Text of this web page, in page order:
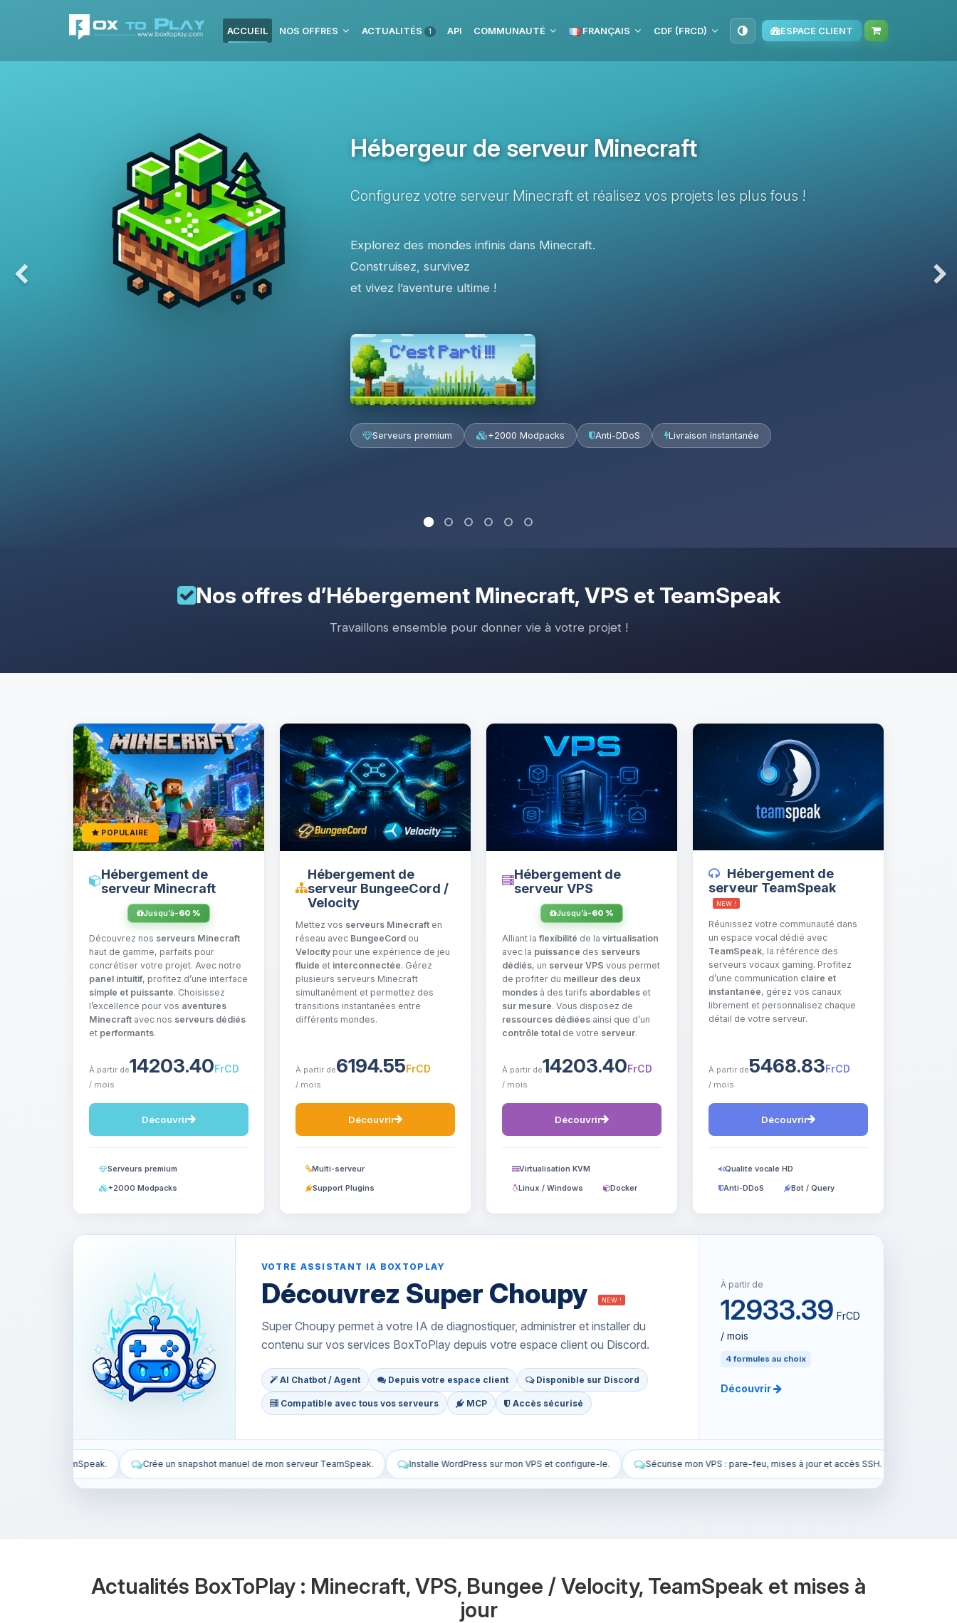
ACCUEIL NOS OFFRES ACTUALITÉS 1 API COMMUNAUTÉ FRANÇAIS CDF (FRCD) ESPACE CLIENT
Hébergeur de serveur Minecraft
Configurez votre serveur Minecraft et réalisez vos projets les plus fous !
Explorez des mondes infinis dans Minecraft.
Construisez, survivez
et vivez l’aventure ultime !
C’est Parti !!!
Serveurs premium +2000 Modpacks Anti-DDoS Livraison instantanée
Previous
Nos offres d’Hébergement Minecraft, VPS et TeamSpeak
Travaillons ensemble pour donner vie à votre projet !
POPULAIRE
Hébergement de
serveur Minecraft
Jusqu’à-60 %
Découvrez nos serveurs Minecraft
haut de gamme, parfaits pour
concrétiser votre projet. Avec notre
panel intuitif, profitez d’une interface
simple et puissante. Choisissez
l’excellence pour vos aventures
Minecraft avec nos serveurs dédiés
et performants.
À partir de14203.40FrCD
/ mois
Découvrir
Serveurs premium
+2000 Modpacks
Hébergement de
serveur BungeeCord /
Velocity
Mettez vos serveurs Minecraft en
réseau avec BungeeCord ou
Velocity pour une expérience de jeu
fluide et interconnectée. Gérez
plusieurs serveurs Minecraft
simultanément et permettez des
transitions instantanées entre
différents mondes.
À partir de6194.55FrCD
/ mois
Découvrir
Multi-serveur
Support Plugins
Hébergement de
serveur VPS
Jusqu’à-60 %
Alliant laflexibilité de la virtualisation
avec la puissance des serveurs
dédiés, un serveur VPS vous permet
de profiter du meilleur des deux
mondes à des tarifs abordables et
sur mesure. Vous disposez de
ressources dédiées ainsi que d’un
contrôle total de votre serveur.
À partir de14203.40FrCD
/ mois
Découvrir
Virtualisation KVM
Linux / Windows Docker
Hébergement de
serveur TeamSpeak
NEW !
Réunissez votre communauté dans
un espace vocal dédié avec
TeamSpeak, la référence des
serveurs vocaux gaming. Profitez
d’une communication claire et
instantanée, gérez vos canaux
librement et personnalisez chaque
détail de votre serveur.
À partir de5468.83FrCD
/ mois
Découvrir
Qualité vocale HD
Anti-DDoS Bot / Query
VOTRE ASSISTANT IA BOXTOPLAY
Découvrez Super Choupy NEW !
Super Choupy permet à votre IA de diagnostiquer, administrer et installer du
contenu sur vos services BoxToPlay depuis votre espace client ou Discord.
AI Chatbot / Agent Depuis votre espace client Disponible sur Discord
Compatible avec tous vos serveurs MCP Accès sécurisé
À partir de
12933.39 FrCD
/ mois
4 formules au choix
Découvrir
un snapshot manuel de mon serveur TeamSpeak. Installe WordPress sur mon VPS et configure-le. Sécurise mon VPS : pare-feu, mises à jour et accès SSH. Installe le modpack All the Mods 10 sur mon
Actualités BoxToPlay : Minecraft, VPS, Bungee / Velocity, TeamSpeak et mises à
jour